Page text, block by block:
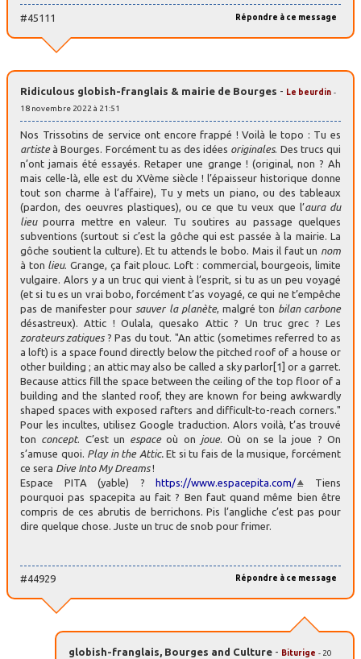
Répondre à ce message
#45111
Ridiculous globish-franglais & mairie de Bourges - Le beurdin -
18 novembre 2022 à 21:51
Nos Trissotins de service ont encore frappé ! Voilà le topo : Tu es
artisteà Bourges. Forcément tu as des idées originales. Des trucs qui
n’ont jamais été essayés. Retaper une grange ! (original, non ? Ah
mais celle-là, elle est du XVème siècle ! l’épaisseur historique donne
tout son charme à l’affaire), Tu y mets un piano, ou des tableaux
(pardon, des oeuvres plastiques), ou ce que tu veux que l’aura du
lieupourra mettre en valeur. Tu soutires au passage quelques
subventions (surtout si c’est la gôche qui est passée à la mairie. La
gôche soutient la culture). Et tu attends le bobo. Mais il faut un nom
à ton lieu. Grange, ça fait plouc. Loft : commercial, bourgeois, limite
vulgaire. Alors y a un truc qui vient à l’esprit, si tu as un peu voyagé
(et si tu es un vrai bobo, forcément t’as voyagé, ce qui ne t’empêche
pas de manifester pour sauver la planète, malgré ton bilan carbone
désastreux). Attic ! Oulala, quesako Attic ? Un truc grec ? Les
zorateurs zatiques? Pas du tout. "An attic (sometimes referred to as
a loft) is a space found directly below the pitched roof of a house or
other building ; an attic may also be called a sky parlor[1] or a garret.
Because attics fill the space between the ceiling of the top floor of a
building and the slanted roof, they are known for being awkwardly
shaped spaces with exposed rafters and difficult-to-reach corners."
Pour les incultes, utilisez Google traduction. Alors voilà, t’as trouvé
ton concept. C’est un espaceoù on joue. Où on se la joue ? On
s’amuse quoi. Play in the Attic.Et si tu fais de la musique, forcément
ce sera Dive Into My Dreams!
Espace PITA (yable) ?https://www.espacepita.com/
Tiens
pourquoi pas spacepita au fait ? Ben faut quand même bien être
compris de ces abrutis de berrichons. Pis l’angliche c’est pas pour
dire quelque chose. Juste un truc de snob pour frimer.
Répondre à ce message
#44929
globish-franglais, Bourges and Culture - Biturige - 20